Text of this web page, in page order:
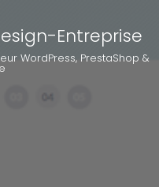
Entreprise
WordPress, PrestaShop &